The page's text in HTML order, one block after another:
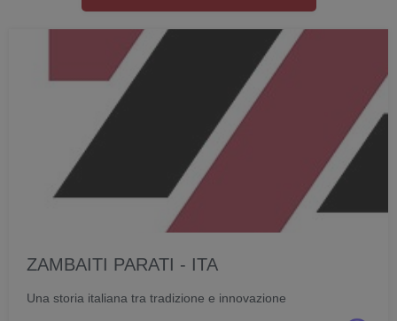
ZAMBAITI PARATI - ITA
Una storia italiana tra tradizione e innovazione